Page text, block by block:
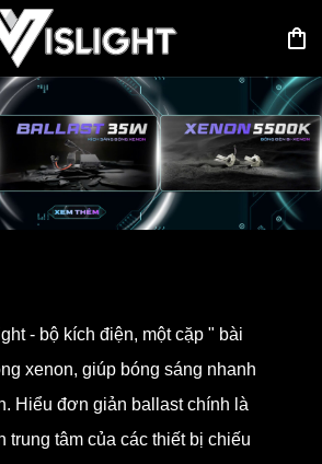
- bộ kích điện, một cặp " bài
xenon, giúp bóng sáng nhanh
Hiểu đơn giản ballast chính là
trung tâm của các thiết bị chiếu